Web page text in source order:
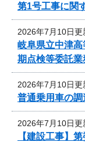
第1号工事に関
2026年7月10日更
岐阜県立中津
期点検等委託
2026年7月10日更
普通乗用車の
2026年7月10日更
【建設工事】